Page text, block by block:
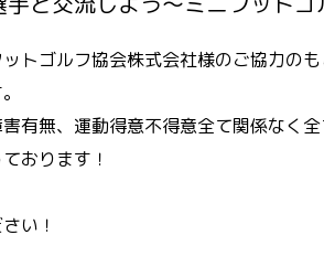
トゴルフ協会株式会社様のご協力の
有無、運動得意不得意全て関係なく
おります！
い！